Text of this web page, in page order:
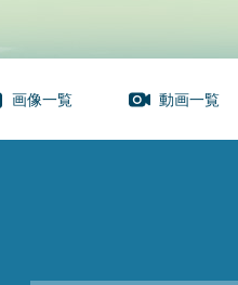
画像一覧 動画一覧